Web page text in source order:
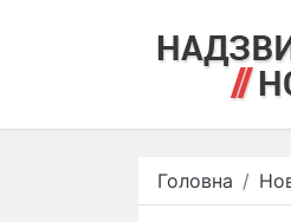
Головна